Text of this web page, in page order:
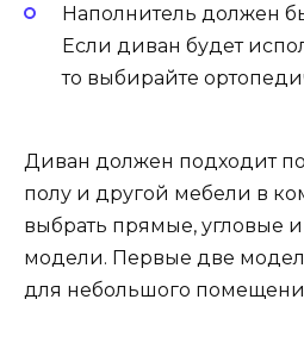
Наполнитель должен
Если диван будет
то выбирайте
Диван должен подходит по
полу и другой мебели в
выбрать прямые, угловые
модели. Первые две
для небольшого